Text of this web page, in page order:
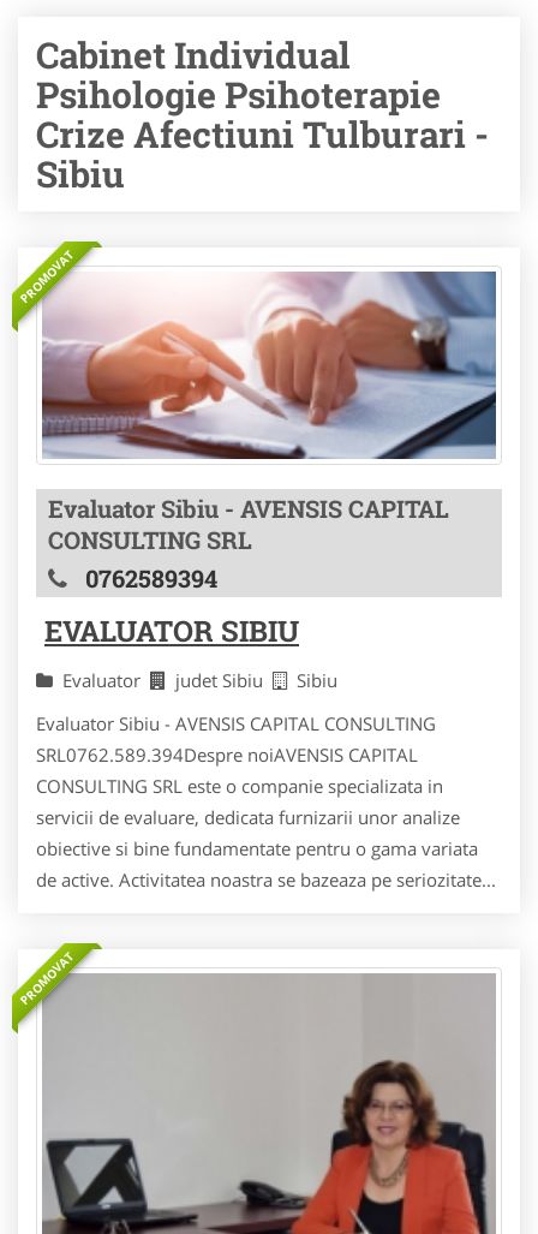
Cabinet Individual
Psihologie Psihoterapie
Crize Afectiuni Tulburari -
Sibiu
PROMOVAT
Evaluator Sibiu - AVENSIS CAPITAL
CONSULTING SRL
0762589394
EVALUATOR SIBIU
Evaluator judet Sibiu
Sibiu
Evaluator Sibiu - AVENSIS CAPITAL CONSULTING
SRL0762.589.394Despre noiAVENSIS CAPITAL
CONSULTING SRL este o companie specializata in
servicii de evaluare, dedicata furnizarii unor analize
obiective si bine fundamentate pentru o gama variata
de active. Activitatea noastra se bazeaza pe seriozitate...
PROMOVAT